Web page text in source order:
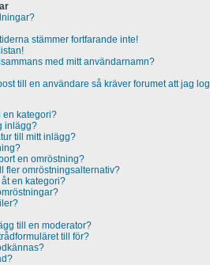
stämmer fortfarande inte!
med mitt användarnamn?
till en användare så kräver forumet att jag
en kategori?
inlägg?
till mitt inlägg?
en omröstning?
fler omröstningsalternativ?
en kategori?
till en moderator?
till för?